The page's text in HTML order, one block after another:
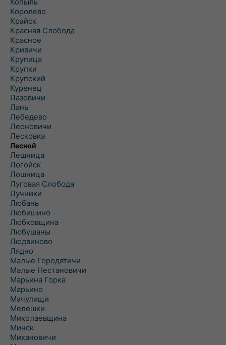
Королево
Крайск
Красная Слобода
Красное
Кривичи
Крупица
Крупки
Крупский
Куренец
Лазовичи
Лань
Лебедево
Леоновичи
Лесковка
Лесной
Лешница
Логойск
Лошница
Луговая Слобода
Лучники
Любань
Любишино
Любковщина
Любушаны
Людвиново
Лядно
Малые Городятичи
Малые Нестановичи
Марьина Горка
Марьино
Мачулищи
Мелешки
Миколаевщина
Минск
Михановичи